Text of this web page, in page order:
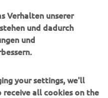
Verhalten unserer
und dadurch
und
your settings, we'll
all cookies on the